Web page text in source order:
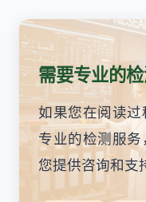
需要专业的
如果您在阅读
专业的检测服
您提供咨询和支